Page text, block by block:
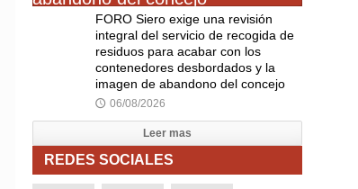
FORO Siero exige una revisión
integral del servicio de recogida de
residuos para acabar con los
contenedores desbordados y la
imagen de abandono del concejo
🕔 06/08/2026
Leer mas
REDES SOCIALES